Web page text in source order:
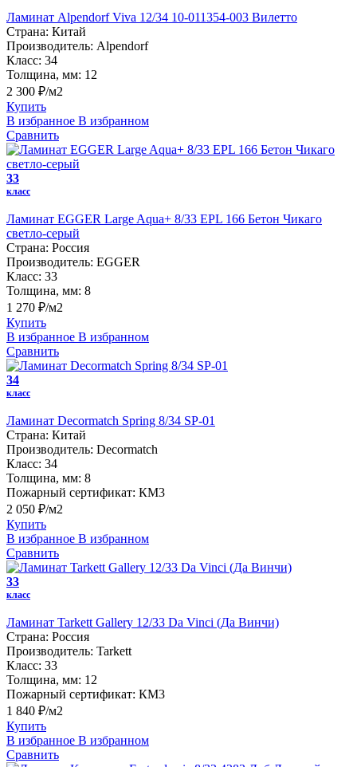
Ламинат Alpendorf Viva 12/34 10-011354-003 Вилетто
Страна: Китай
Производитель: Alpendorf
Класс: 34
Толщина, мм: 12
2 300 ₽/м2
Купить
В избранное В избранном
Сравнить
33
класс
Ламинат EGGER Large Aqua+ 8/33 EPL 166 Бетон Чикаго
светло-серый
Страна: Россия
Производитель: EGGER
Класс: 33
Толщина, мм: 8
1 270 ₽/м2
Купить
В избранное В избранном
Сравнить
34
класс
Ламинат Decormatch Spring 8/34 SP-01
Страна: Китай
Производитель: Decormatch
Класс: 34
Толщина, мм: 8
Пожарный сертификат: КМ3
2 050 ₽/м2
Купить
В избранное В избранном
Сравнить
33
класс
Ламинат Tarkett Gallery 12/33 Da Vinci (Да Винчи)
Страна: Россия
Производитель: Tarkett
Класс: 33
Толщина, мм: 12
Пожарный сертификат: КМ3
1 840 ₽/м2
Купить
В избранное В избранном
Сравнить